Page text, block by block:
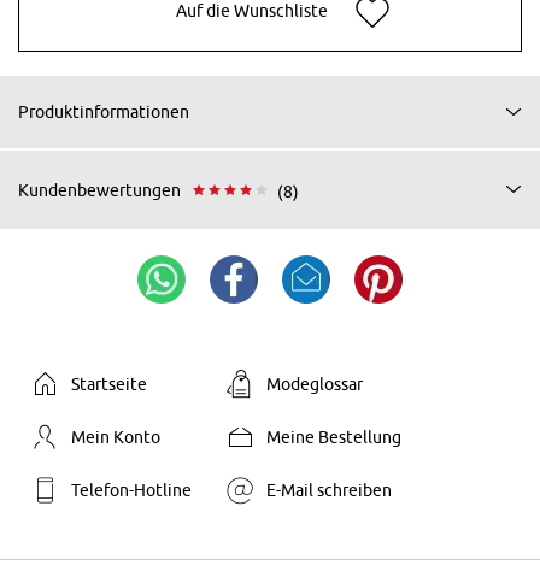
Auf die Wunschliste
Produktinformationen
Kundenbewertungen (8)
Startseite Modeglossar
Mein Konto Meine Bestellung
Telefon-Hotline E-Mail schreiben